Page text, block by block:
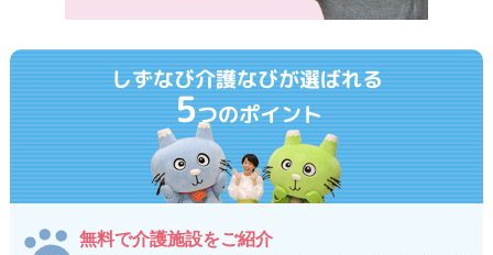
しずなび介護なびが選ばれる
5つのポイント
無料で介護施設をご紹介